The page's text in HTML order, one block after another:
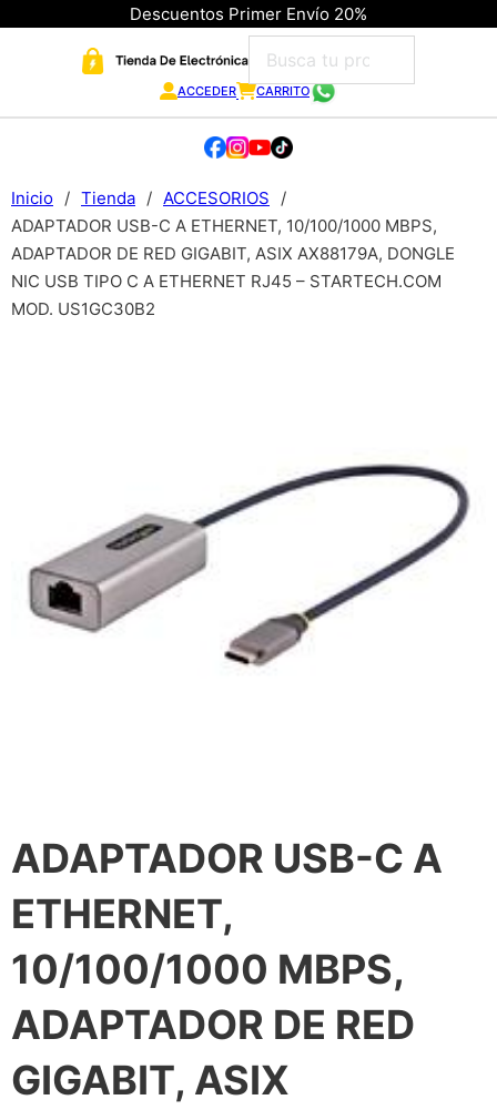
Descuentos Primer Envío 20%
ACCEDER CARRITO
Inicio / Tienda / ACCESORIOS
/
ADAPTADOR USB-C A ETHERNET, 10/100/1000 MBPS,
ADAPTADOR DE RED GIGABIT, ASIX AX88179A, DONGLE
NIC USB TIPO C A ETHERNET RJ45 – STARTECH.COM
MOD. US1GC30B2
ADAPTADOR USB-C A
ETHERNET,
10/100/1000 MBPS,
ADAPTADOR DE RED
GIGABIT, ASIX